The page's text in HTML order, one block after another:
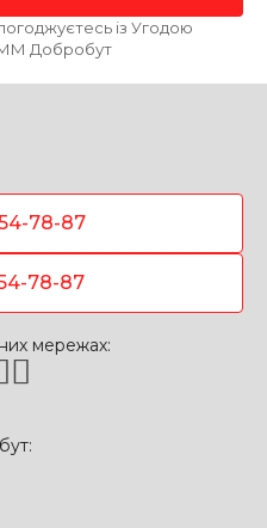
із Угодою
ММ Добробут
78-87
78-87
мережах: